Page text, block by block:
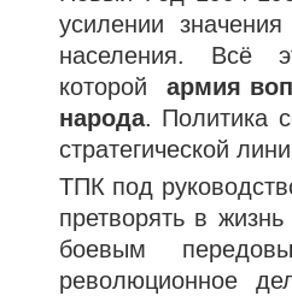
усилении
населения. Всё
которой армия
народа. Политика
стратегической
ТПК под
претворять в
боевым
революционное